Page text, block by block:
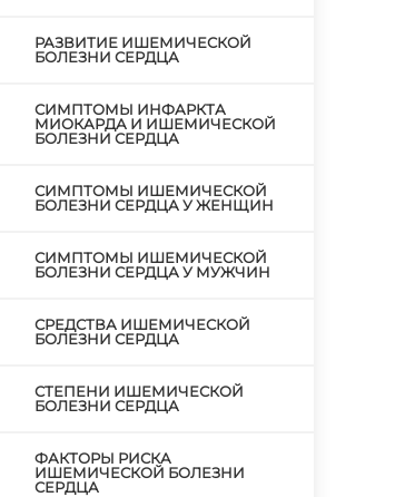
РАЗВИТИЕ ИШЕМИЧЕСКОЙ
БОЛЕЗНИ СЕРДЦА
СИМПТОМЫ ИНФАРКТА
МИОКАРДА И ИШЕМИЧЕСКОЙ
БОЛЕЗНИ СЕРДЦА
СИМПТОМЫ ИШЕМИЧЕСКОЙ
БОЛЕЗНИ СЕРДЦА У ЖЕНЩИН
СИМПТОМЫ ИШЕМИЧЕСКОЙ
БОЛЕЗНИ СЕРДЦА У МУЖЧИН
СРЕДСТВА ИШЕМИЧЕСКОЙ
БОЛЕЗНИ СЕРДЦА
СТЕПЕНИ ИШЕМИЧЕСКОЙ
БОЛЕЗНИ СЕРДЦА
ФАКТОРЫ РИСКА
ИШЕМИЧЕСКОЙ БОЛЕЗНИ
СЕРДЦА